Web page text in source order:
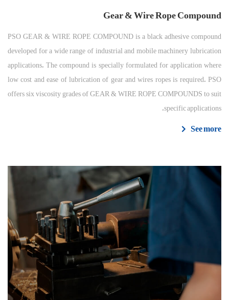
Gear & Wire Rope Compound
PSO GEAR & WIRE ROPE COMPOUND is a black adhesive compound
developed for a wide range of industrial and mobile machinery lubrication
applications. The compound is specially formulated for application where
low cost and ease of lubrication of gear and wires ropes is required. PSO
offers six viscosity grades of GEAR & WIRE ROPE COMPOUNDS to suit
specific applications.
See more